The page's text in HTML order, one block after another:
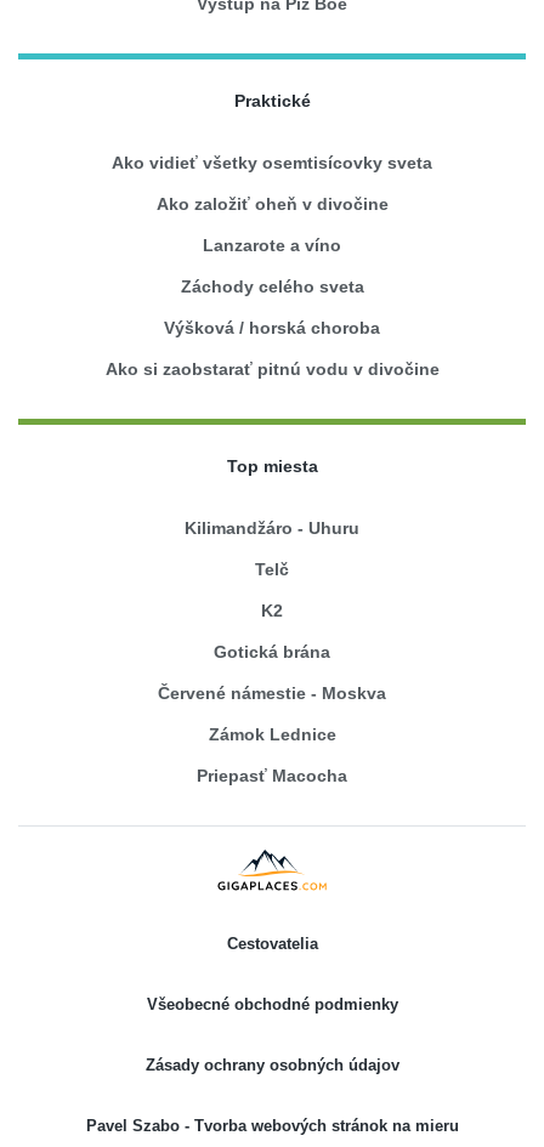
Praktické
Ako vidieť všetky osemtisícovky sveta
Ako založiť oheň v divočine
Lanzarote a víno
Záchody celého sveta
Výšková / horská choroba
Ako si zaobstarať pitnú vodu v divočine
Top miesta
Kilimandžáro - Uhuru
Telč
K2
Gotická brána
Červené námestie - Moskva
Zámok Lednice
Priepasť Macocha
Cestovatelia
Všeobecné obchodné podmienky
Zásady ochrany osobných údajov
Pavel Szabo - Tvorba webových stránok na mieru